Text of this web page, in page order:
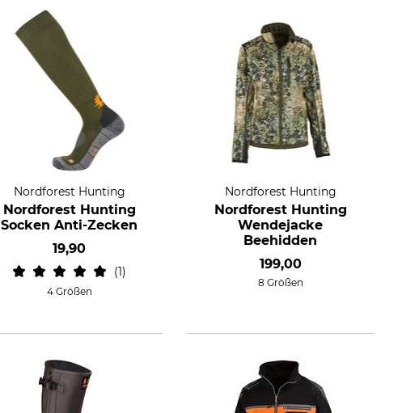
Nordforest Hunting
Nordforest Hunting
Socken Anti-Zecken
19,90
1
4 Größen
Nordforest Hunting
Nordforest Hunting
Wendejacke
Beehidden
199,00
8 Größen